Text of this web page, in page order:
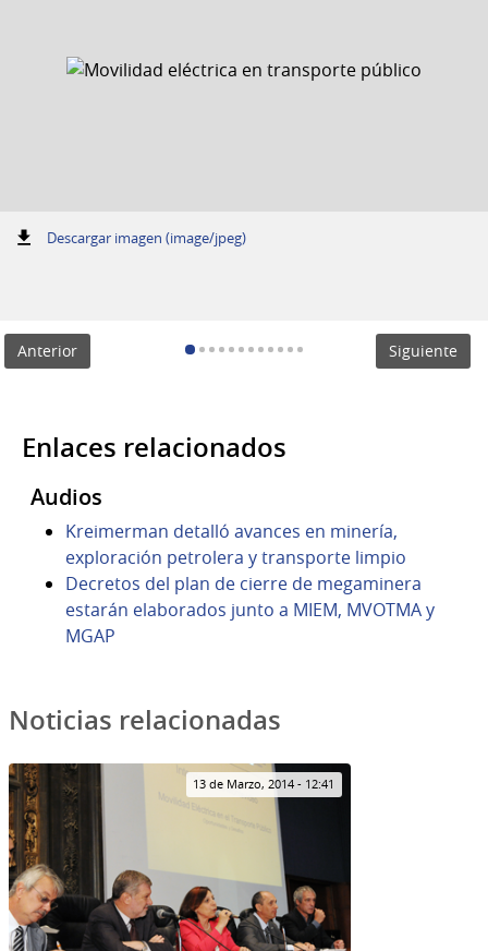
Descargar imagen (image/jpeg):
Anterior Siguiente
Enlaces relacionados
Audios
Kreimerman detalló avances en minería,
exploración petrolera y transporte limpio
Decretos del plan de cierre de megaminera
estarán elaborados junto a MIEM, MVOTMA y
MGAP
Noticias relacionadas
13 de Marzo, 2014 - 12:41